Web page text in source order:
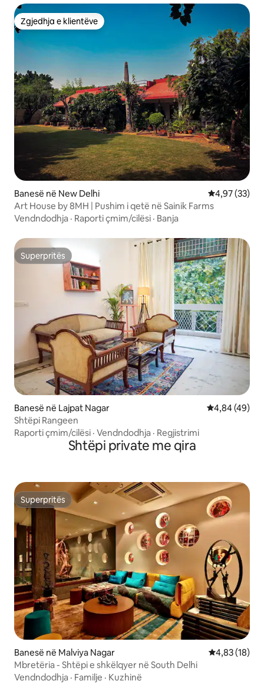
Zgjedhja e klientëve
Zgjedhja e klientëve
Banesë në New Delhi Vlerësimi
4,97 (33)
Art House by 8MH | Pushim i qetë në Sainik Farms
Vendndodhja · Raporti çmim/cilësi · Banja
Superpritës
Superpritës
Banesë në Lajpat Nagar Vlerësimi
4,84 (49)
Shtëpi Rangeen
Raporti çmim/cilësi · Vendndodhja · Regjistrimi
Shtëpi private me qira
Superpritës
Superpritës
Banesë në Malviya Nagar Vlerësimi
4,83 (18)
Mbretëria - Shtëpi e shkëlqyer në South Delhi
Vendndodhja · Familje · Kuzhinë